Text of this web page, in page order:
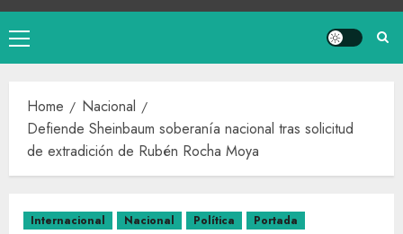
Home
Nacional
Defiende Sheinbaum soberanía nacional tras solicitud
de extradición de Rubén Rocha Moya
Internacional Nacional Política Portada